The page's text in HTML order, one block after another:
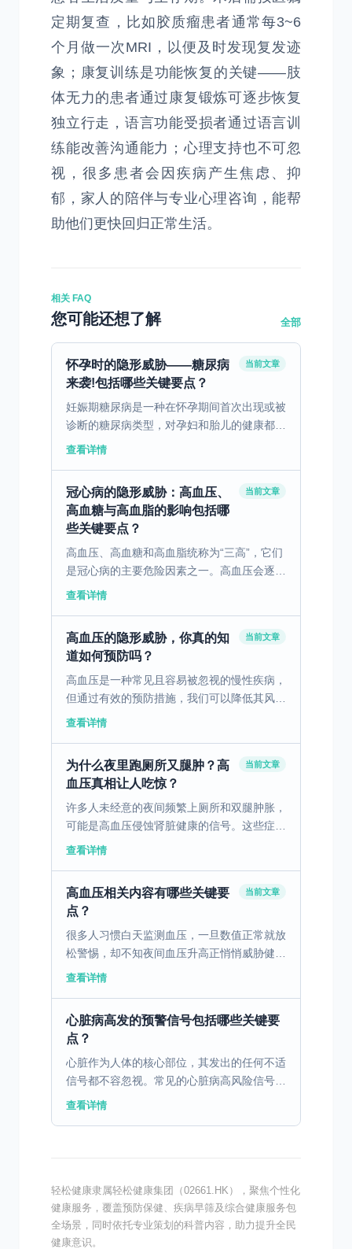
定期复查，比如胶质瘤患者通常每3~6
个月做一次MRI，以便及时发现复发迹
象；康复训练是功能恢复的关键——肢
体无力的患者通过康复锻炼可逐步恢复
独立行走，语言功能受损者通过语言训
练能改善沟通能力；心理支持也不可忽
视，很多患者会因疾病产生焦虑、抑
郁，家人的陪伴与专业心理咨询，能帮
助他们更快回归正常生活。
相关 FAQ
您可能还想了解 全部
怀孕时的隐形威胁——糖尿病
来袭!包括哪些关键要点？
当前文章
妊娠期糖尿病是一种在怀孕期间首次出现或被
诊断的糖尿病类型，对孕妇和胎儿的健康都有
重要影响。 一、妊娠期糖尿病的定义和发病
查看详情
冠心病的隐形威胁：高血压、
高血糖与高血脂的影响包括哪
些关键要点？
当前文章
高血压、高血糖和高血脂统称为“三高”，它们
是冠心病的主要危险因素之一。高血压会逐渐
损伤动脉壁，使血管变硬，从而导致血流受
查看详情
高血压的隐形威胁，你真的知
道如何预防吗？
当前文章
高血压是一种常见且容易被忽视的慢性疾病，
但通过有效的预防措施，我们可以降低其风
险。 一、高血压风险因素解析 高血压是指动
查看详情
为什么夜里跑厕所又腿肿？高
血压真相让人吃惊？
当前文章
许多人未经意的夜间频繁上厕所和双腿肿胀，
可能是高血压侵蚀肾脏健康的信号。这些症状
不可忽视，否则后果严重。 一、高血压对肾
查看详情
高血压相关内容有哪些关键要
点？
当前文章
很多人习惯白天监测血压，一旦数值正常就放
松警惕，却不知夜间血压升高正悄悄威胁健
康。夜间高血压被称为“沉默的健康杀手”，因
查看详情
心脏病高发的预警信号包括哪些关键要
点？
心脏作为人体的核心部位，其发出的任何不适
信号都不容忽视。常见的心脏病高风险信号包
括胸痛、呼吸急促和头晕。胸痛通常是由于心
查看详情
轻松健康隶属轻松健康集团（02661.HK），聚焦个性化
健康服务，覆盖预防保健、疾病早筛及综合健康服务包
全场景，同时依托专业策划的科普内容，助力提升全民
健康意识。